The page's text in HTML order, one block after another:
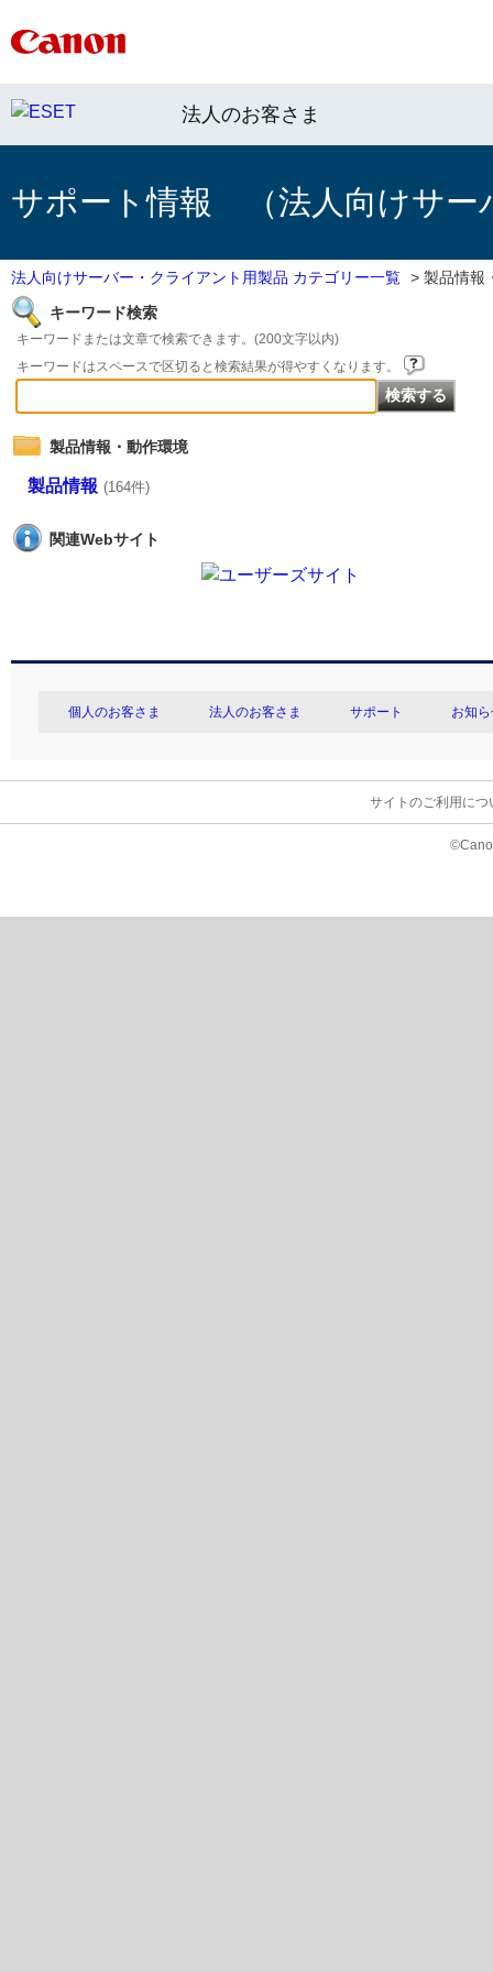
法人のお客さま
サポート情報 （法人向けサー
法人向けサーバー・クライアント用製品 カテゴリー一覧 > 製品情報
キーワード検索
キーワードまたは文章で検索できます。(200文字以内)
キーワードはスペースで区切ると検索結果が得やすくなります。
製品情報・動作環境
製品情報 (164件)
関連Webサイト
個人のお客さま 法人のお客さま サポート お知
サイトのご利用につ